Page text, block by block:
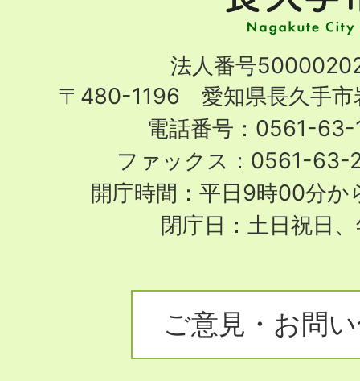
市
City
法人番号
〒480-1196 愛知県長久手市
電話番号：0561-63-
ファックス：0561-63-
開庁時間：平日9時00分
閉庁日：土日祝日
ご意見・お問